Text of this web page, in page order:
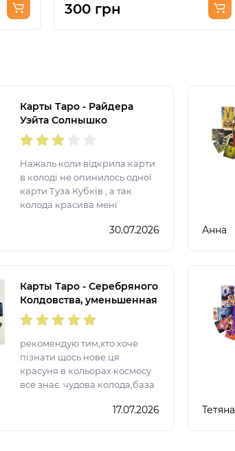
300 грн
Карты Таро - Райдера
Уэйта Солнышко
(Украинская версия)
Нажаль коли відкрила карти
в колоді не опинилось одної
карти Туза Кубків , а так
колода красива мені
30.07.2026 Анна
Карты Таро - Серебряного
Колдовства, уменьшенная
(Silver Witchcraft Tarot)
рекомендую тим,хто хоче
пізнати щось нове.ця
красуня в кольорах космосу
все знає. чудова колода,база
17.07.2026 Тетяна